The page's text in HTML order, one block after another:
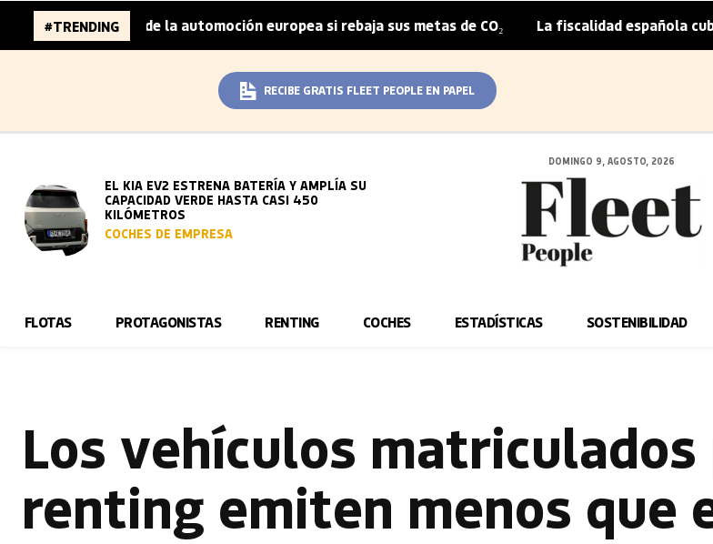
#TRENDING
de la automoción europea si rebaja sus metas de CO₂ | La fiscalidad española cubre
RECIBE GRATIS FLEET PEOPLE EN PAPEL
EL KIA EV2 ESTRENA BATERÍA Y AMPLÍA SU
CAPACIDAD VERDE HASTA CASI 450
KILÓMETROS
COCHES DE EMPRESA
DOMINGO 9, AGOSTO, 2026
FLOTAS PROTAGONISTAS RENTING COCHES ESTADÍSTICAS SOSTENIBILIDAD
Los vehículos matriculados
renting emiten menos que